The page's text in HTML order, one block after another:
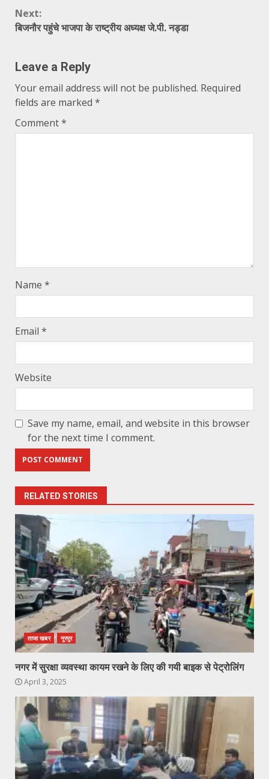
Next:
बिजनौर पहुंचे भाजपा के राष्ट्रीय अध्यक्ष जे.पी. नड्डा
Leave a Reply
Your email address will not be published. Required
fields are marked *
Comment*
Name *
Email *
Website
Save my name, email, and website in this browser
for the next time I comment.
RELATED STORIES
ताजा खबर नूरपुर
नगर में सुरक्षा व्यवस्था कायम रखने के लिए की गयी बाइक से पेट्रोलिंग
April 3, 2025